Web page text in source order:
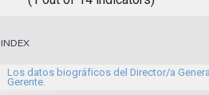
INDEX
Los datos biográficos del Director/a
Gerente.